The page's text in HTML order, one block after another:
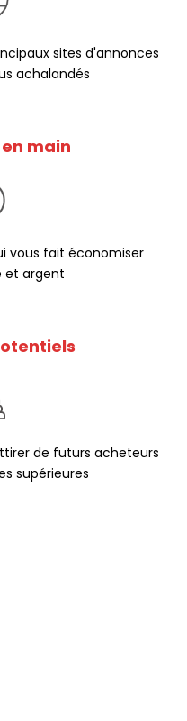
sites d'annonces
achalandés
main
vous fait économiser
et argent
de futurs acheteurs
supérieures